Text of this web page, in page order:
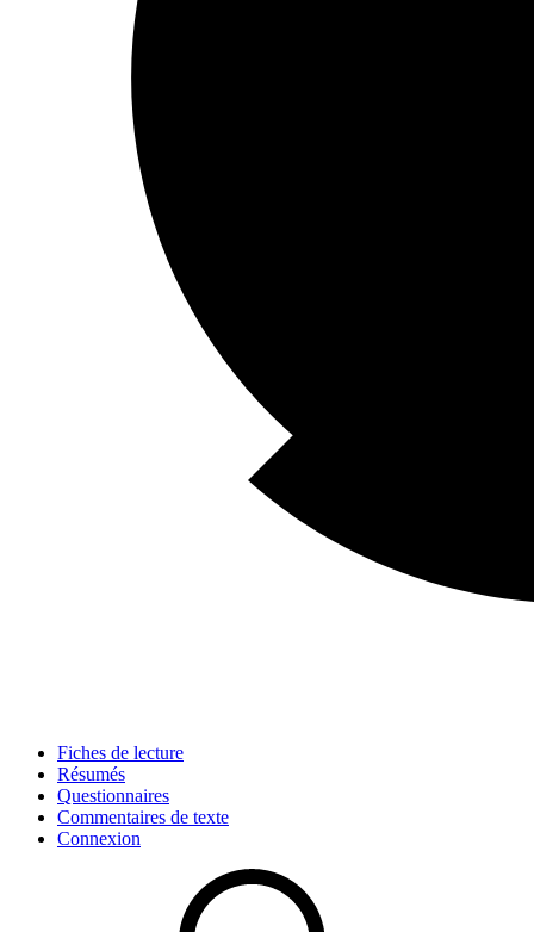
Fiches de lecture
Résumés
Questionnaires
Commentaires de texte
Connexion